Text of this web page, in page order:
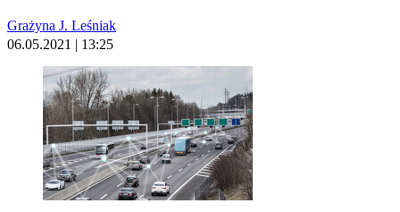
Grażyna J. Leśniak
06.05.2021 | 13:25